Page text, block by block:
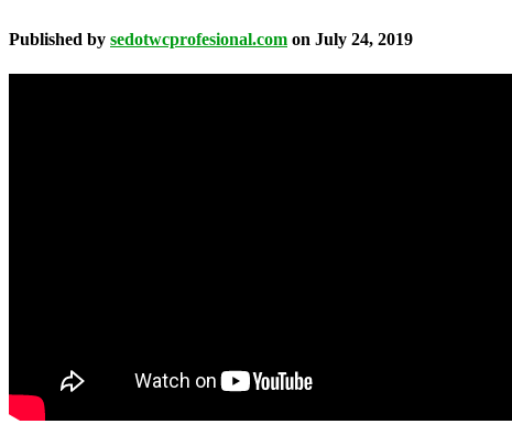
Published by sedotwcprofesional.com on July 24, 2019